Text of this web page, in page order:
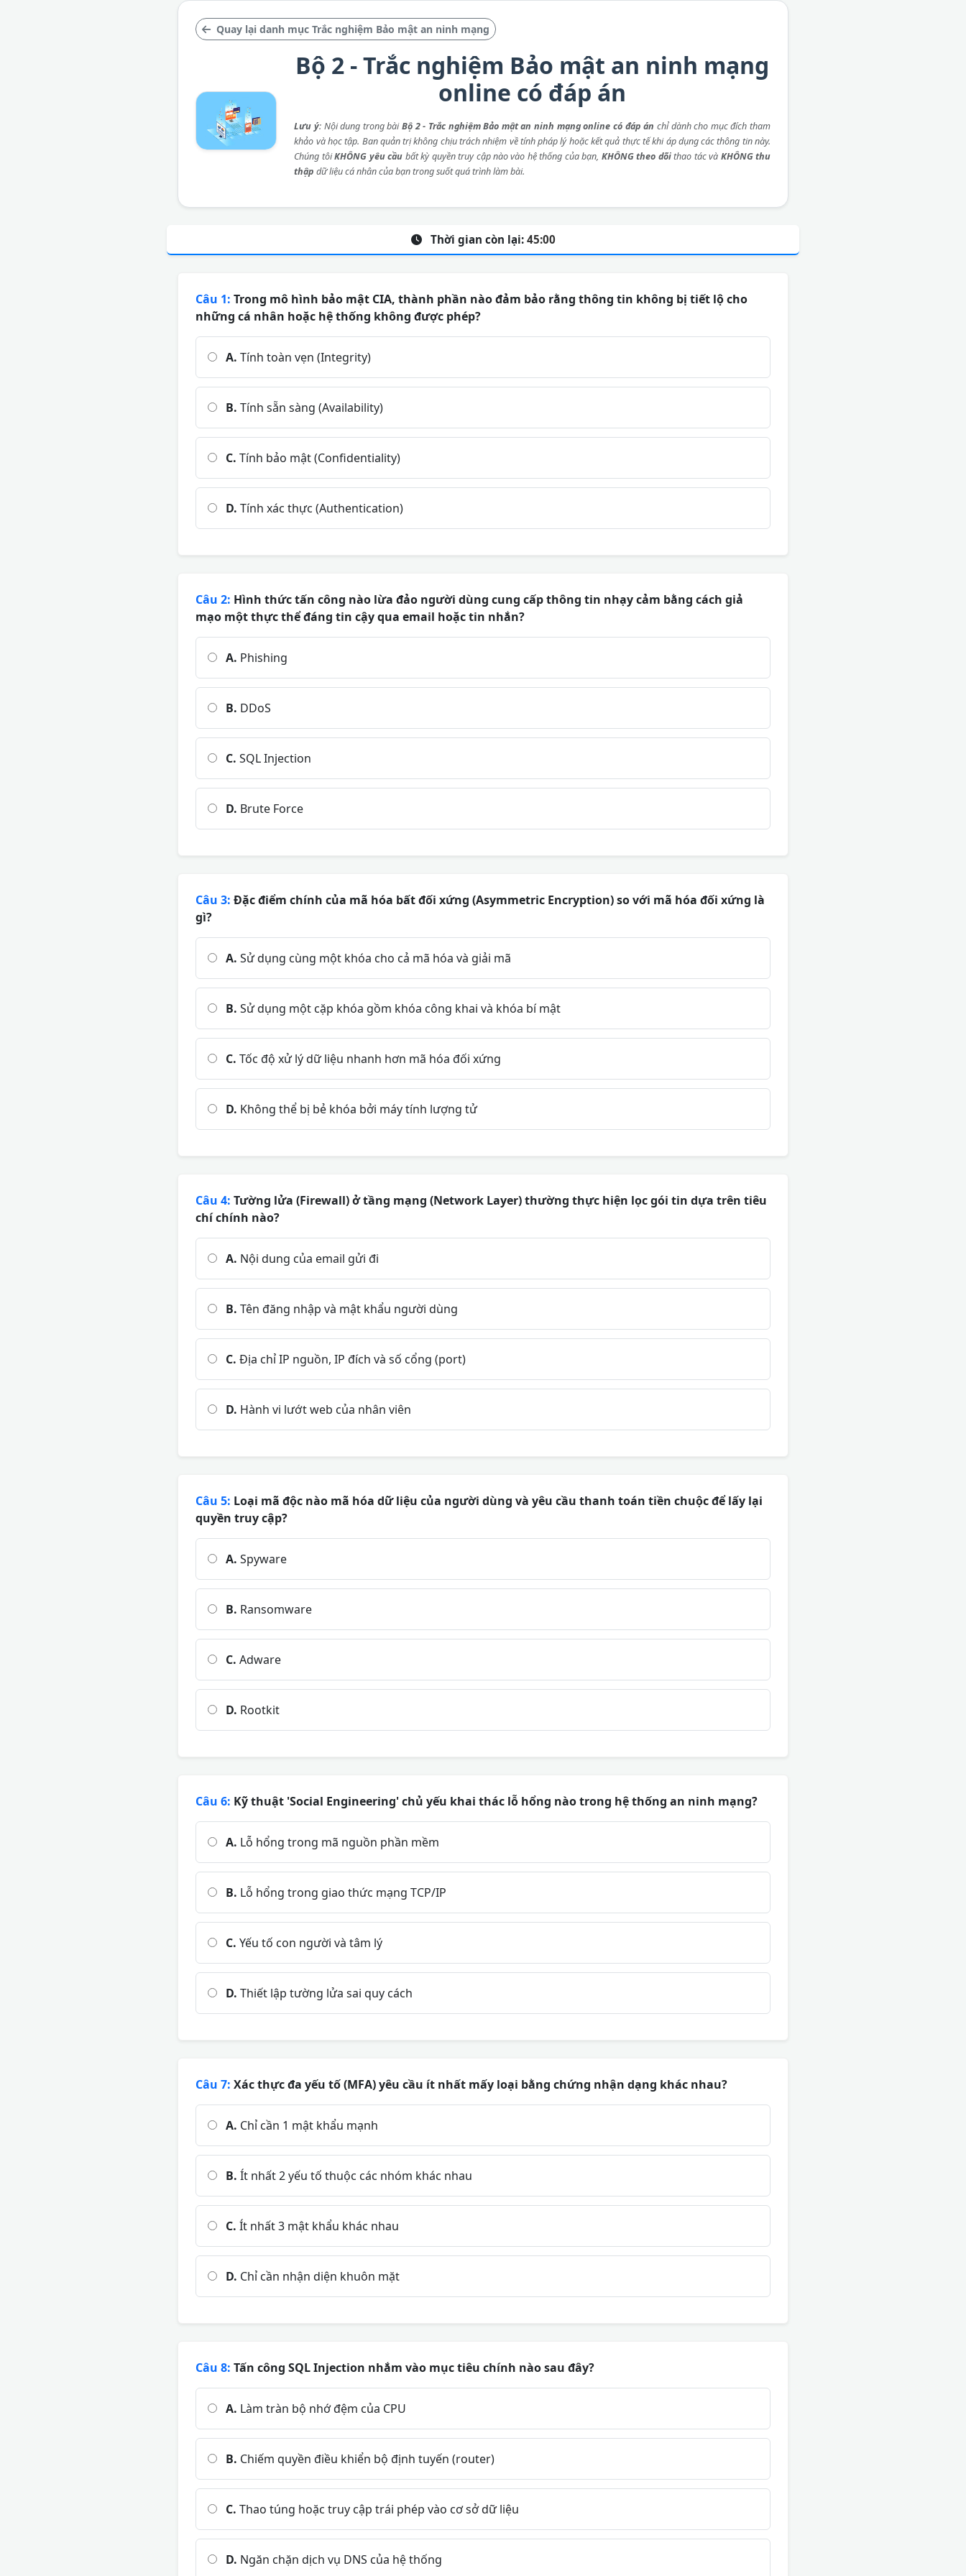
Quay lại danh mục Trắc nghiệm Bảo mật an ninh mạng
Bộ 2 - Trắc nghiệm Bảo mật an ninh mạng
online có đáp án
Lưu ý: Nội dung trong bàiBộ 2 - Trắc nghiệm Bảo mật an ninh mạng online có đáp án chỉ dành cho mục đích tham
khảo và học tập. Ban quản trị không chịu trách nhiệm về tính pháp lý hoặc kết quả thực tế khi áp dụng các thông tin này.
Chúng tôiKHÔNG yêu cầu bất kỳ quyền truy cập nào vào hệ thống của bạn, KHÔNG theo dõithao tác và KHÔNG thu
thập dữ liệu cá nhân của bạn trong suốt quá trình làm bài.
Thời gian còn lại: 45:00
Câu 1: Trong mô hình bảo mật CIA, thành phần nào đảm bảo rằng thông tin không bị tiết lộ cho
những cá nhân hoặc hệ thống không được phép?
A. Tính toàn vẹn (Integrity)
B. Tính sẵn sàng (Availability)
C. Tính bảo mật (Confidentiality)
D. Tính xác thực (Authentication)
Câu 2: Hình thức tấn công nào lừa đảo người dùng cung cấp thông tin nhạy cảm bằng cách giả
mạo một thực thể đáng tin cậy qua email hoặc tin nhắn?
A. Phishing
B. DDoS
C. SQL Injection
D. Brute Force
Câu 3: Đặc điểm chính của mã hóa bất đối xứng (Asymmetric Encryption) so với mã hóa đối xứng là
gì?
A. Sử dụng cùng một khóa cho cả mã hóa và giải mã
B. Sử dụng một cặp khóa gồm khóa công khai và khóa bí mật
C. Tốc độ xử lý dữ liệu nhanh hơn mã hóa đối xứng
D. Không thể bị bẻ khóa bởi máy tính lượng tử
Câu 4: Tường lửa (Firewall) ở tầng mạng (Network Layer) thường thực hiện lọc gói tin dựa trên tiêu
chí chính nào?
A. Nội dung của email gửi đi
B. Tên đăng nhập và mật khẩu người dùng
C. Địa chỉ IP nguồn, IP đích và số cổng (port)
D. Hành vi lướt web của nhân viên
Câu 5: Loại mã độc nào mã hóa dữ liệu của người dùng và yêu cầu thanh toán tiền chuộc để lấy lại
quyền truy cập?
A. Spyware
B. Ransomware
C. Adware
D. Rootkit
Câu 6: Kỹ thuật 'Social Engineering' chủ yếu khai thác lỗ hổng nào trong hệ thống an ninh mạng?
A. Lỗ hổng trong mã nguồn phần mềm
B. Lỗ hổng trong giao thức mạng TCP/IP
C. Yếu tố con người và tâm lý
D. Thiết lập tường lửa sai quy cách
Câu 7: Xác thực đa yếu tố (MFA) yêu cầu ít nhất mấy loại bằng chứng nhận dạng khác nhau?
A. Chỉ cần 1 mật khẩu mạnh
B. Ít nhất 2 yếu tố thuộc các nhóm khác nhau
C. Ít nhất 3 mật khẩu khác nhau
D. Chỉ cần nhận diện khuôn mặt
Câu 8: Tấn công SQL Injection nhắm vào mục tiêu chính nào sau đây?
A. Làm tràn bộ nhớ đệm của CPU
B. Chiếm quyền điều khiển bộ định tuyến (router)
C. Thao túng hoặc truy cập trái phép vào cơ sở dữ liệu
D. Ngăn chặn dịch vụ DNS của hệ thống